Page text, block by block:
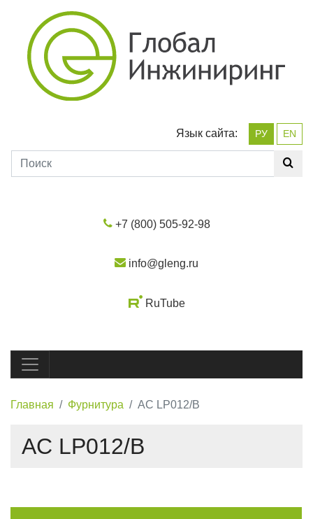
Язык сайта: РУ EN
+7 (800) 505-92-98
info@gleng.ru
RuTube
Главная Фурнитура AC LP012/B
AC LP012/B